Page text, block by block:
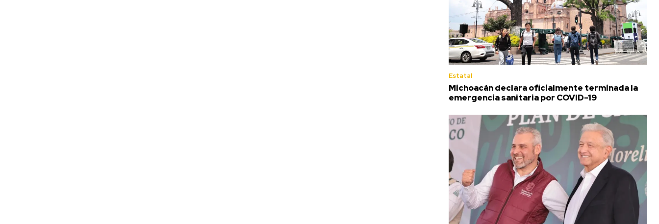
Estatal
Michoacán declara oficialmente terminada la
emergencia sanitaria por COVID-19